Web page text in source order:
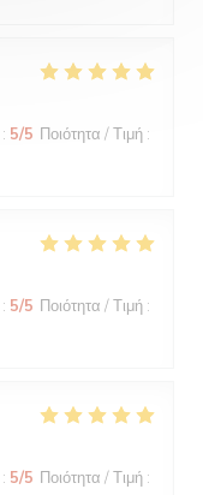
: 5/5 Ποιότητα / Τιμή :
: 5/5 Ποιότητα / Τιμή :
: 5/5 Ποιότητα / Τιμή :